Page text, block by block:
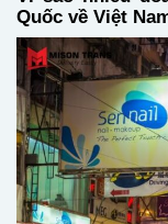
Quốc về Việt